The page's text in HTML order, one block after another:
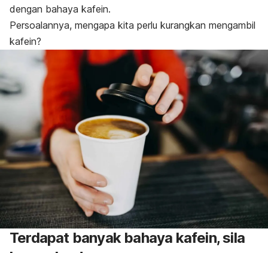
dengan bahaya kafein.
Persoalannya, mengapa kita perlu kurangkan mengambil
kafein?
Terdapat banyak bahaya kafein, sila